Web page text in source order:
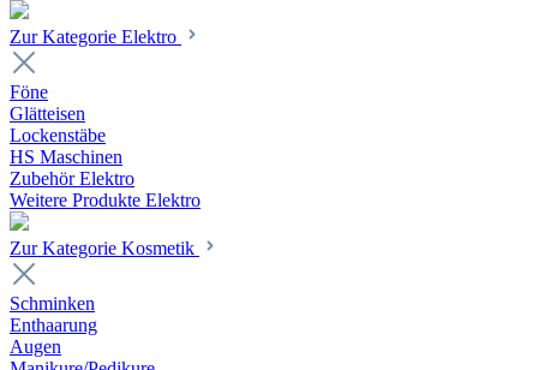
Zur Kategorie Elektro
Föne
Glätteisen
Lockenstäbe
HS Maschinen
Zubehör Elektro
Weitere Produkte Elektro
Zur Kategorie Kosmetik
Schminken
Enthaarung
Augen